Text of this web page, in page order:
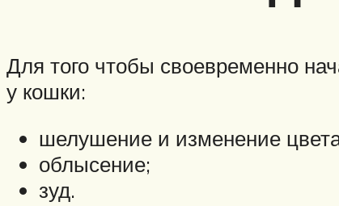
Для того чтобы своевременно
у кошки:
шелушение и изменение
облысение;
зуд.